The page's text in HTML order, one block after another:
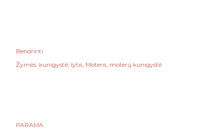
Bendrinti
Žymės: kunigystė lytis Moteris moterų kunigystė
PARAMA